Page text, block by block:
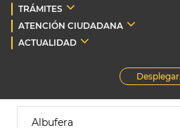
TRÁMITES
ATENCIÓN CIUDADANA
ACTUALIDAD
Desplegar
Albufera